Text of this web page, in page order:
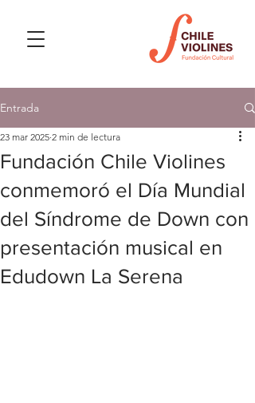
Entrada
Fundación Chile Violines
conmemoró el Día Mundial
del Síndrome de Down con
presentación musical en
Edudown La Serena
23 mar 2025 2 min de lectura